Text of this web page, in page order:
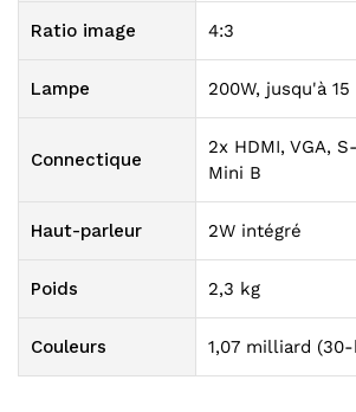
Ratio image 4:3
Lampe 200W, jusqu'à
Connectique
2x HDMI, VGA,
Mini B
Haut-parleur 2W intégré
Poids 2,3 kg
Couleurs 1,07 milliard